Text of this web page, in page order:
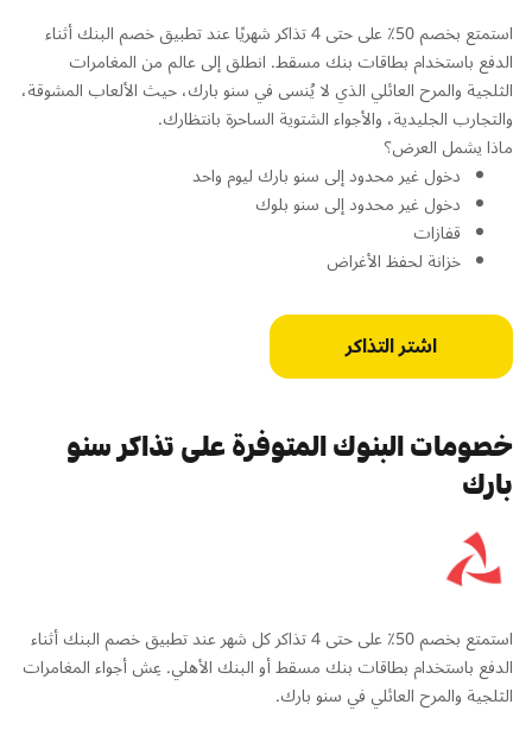
استمتع بخصم 50٪ على حتى 4 تذاكر شهريًا عند تطبيق خصم البنك أثناء
الدفع باستخدام بطاقات بنك مسقط. انطلق إلى عالم من المغامرات
الثلجية والمرح العائلي الذي لا يُنسى في سنو بارك، حيث الألعاب المشوقة،
والتجارب الجليدية، والأجواء الشتوية الساحرة بانتظارك.
ماذا يشمل العرض؟
دخول غير محدود إلى سنو بارك ليوم واحد
دخول غير محدود إلى سنو بلوك
قفازات
خزانة لحفظ الأغراض
اشتر التذاكر
خصومات البنوك المتوفرة على تذاكر سنو
بارك
استمتع بخصم 50٪ على حتى 4 تذاكر كل شهر عند تطبيق خصم البنك أثناء
الدفع باستخدام بطاقات بنك مسقط أو البنك الأهلي. عِش أجواء المغامرات
الثلجية والمرح العائلي في سنو بارك.